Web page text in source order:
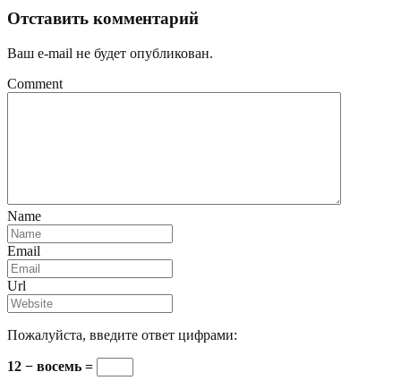
Отставить комментарий
Ваш e-mail не будет опубликован.
Comment
Name
Email
Url
Пожалуйста, введите ответ цифрами:
12 − восемь =